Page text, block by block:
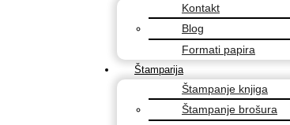
Kontakt
Blog
Formati papira
Štamparija
Štampanje knjiga
Štampanje brošura